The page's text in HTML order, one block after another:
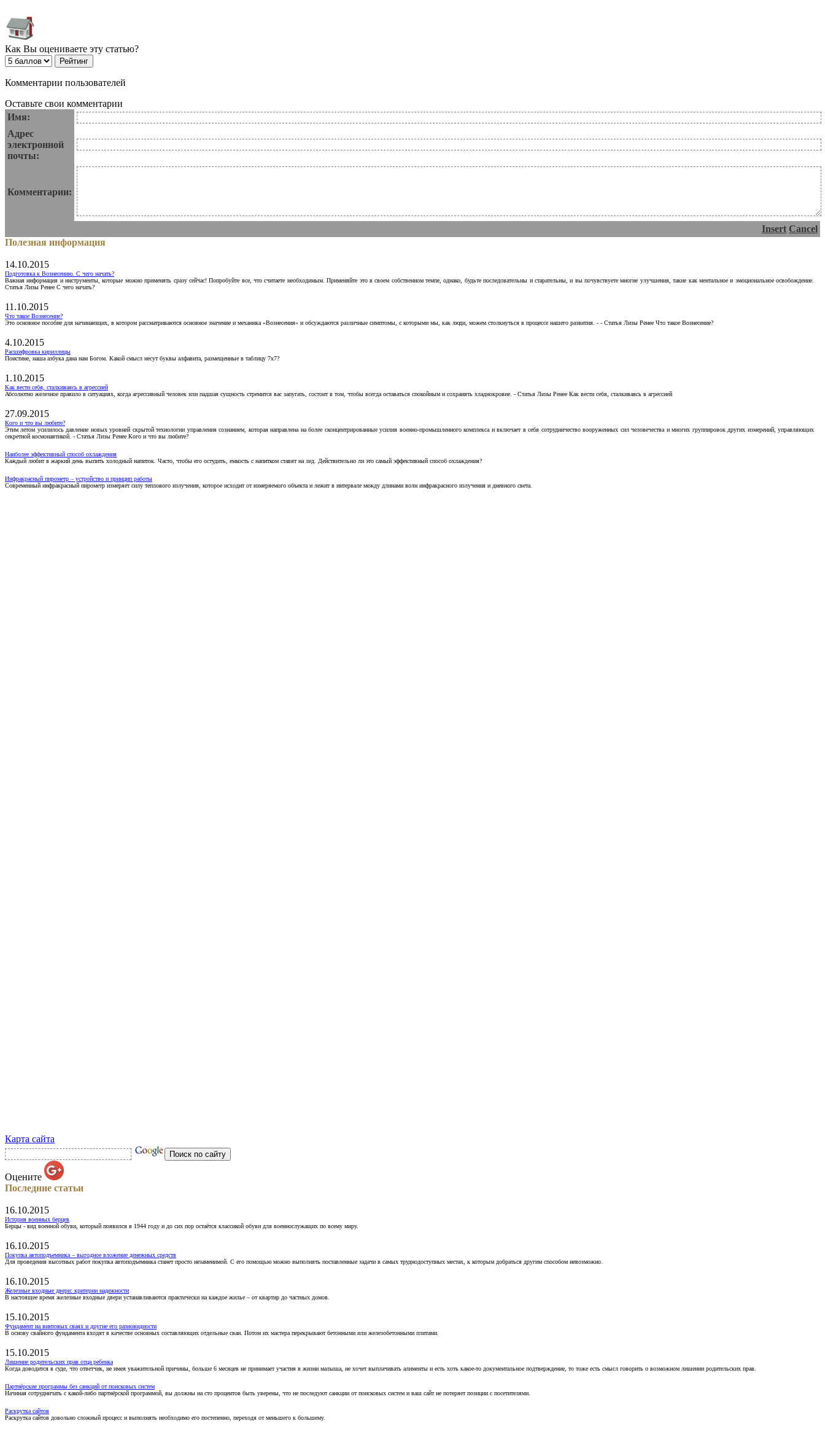
Как Вы оцениваете эту статью?
Комментарии пользователей
Оставьте свои комментарии
Имя:
Адрес
электронной
почты:
Комментарии:
Insert Cancel
Полезная информация
14.10.2015
Подготовка к Вознесению. С чего начать?
Важная информация и инструменты, которые можно применять сразу сейчас! Попробуйте все, что считаете необходимым. Применяйте это в своем собственном темпе, однако, будьте последовательны и старательны, и вы почувствуете многие улучшения, такие как ментальное и эмоциональное освобождение.
Статья Лизы Ренее С чего начать?
11.10.2015
Что такое Вознесение?
Это основное пособие для начинающих, в котором рассматриваются основное значение и механика «Вознесения» и обсуждаются различные симптомы, с которыми мы, как люди, можем столкнуться в процессе нашего развития. - - Статья Лизы Ренее Что такое Вознесение?
4.10.2015
Расшифровка кириллицы
Поистине, наша азбука дана нам Богом. Какой смысл несут буквы алфавита, размещенные в таблицу 7х7?
1.10.2015
Как вести себя, сталкиваясь в агрессией
Абсолютно железное правило в ситуациях, когда агрессивный человек или падшая сущность стремится вас запугать, состоит в том, чтобы всегда оставаться спокойным и сохранять хладнокровие. - Статья Лизы Ренее Как вести себя, сталкиваясь в агрессией
27.09.2015
Кого и что вы любите?
Этим летом усилилось давление новых уровней скрытой технологии управления сознанием, которая направлена на более сконцентрированные усилия военно-промышленного комплекса и включает в себя сотрудничество вооруженных сил человечества и многих группировок других измерений, управляющих
секретной космонавтикой. - Статья Лизы Ренее Кого и что вы любите?
Наиболее эффективный способ охлаждения
Каждый любит в жаркий день выпить холодный напиток. Часто, чтобы его остудить, емкость с напитком ставят на лед. Действительно ли это самый эффективный способ охлаждения?
Инфракрасный пирометр – устройство и принцип работы
Современный инфракрасный пирометр измеряет силу теплового излучения, которое исходит от измеряемого объекта и лежит в интервале между длинами волн инфракрасного излучения и дневного света.
Карта сайта
Оцените
Последние статьи
16.10.2015
История военных берцев
Берцы - вид военной обуви, который появился в 1944 году и до сих пор остаётся классикой обуви для военнослужащих по всему миру.
16.10.2015
Покупка автоподъемника – выгодное вложение денежных средств
Для проведения высотных работ покупка автоподъемника станет просто незаменимой. С его помощью можно выполнять поставленные задачи в самых труднодоступных местах, к которым добраться другим способом невозможно.
16.10.2015
Железные входные двери: критерии надежности
В настоящее время железные входные двери устанавливаются практически на каждое жилье – от квартир до частных домов.
15.10.2015
Фундамент на винтовых сваях и другие его разновидности
В основу свайного фундамента входят в качестве основных составляющих отдельные сваи. Потом их мастера перекрывают бетонными или железобетонными плитами.
15.10.2015
Лишение родительских прав отца ребенка
Когда доводится в суде, что ответчик, не имея уважительной причины, больше 6 месяцев не принимает участия в жизни малыша, не хочет выплачивать алименты и есть хоть какое-то документальное подтверждение, то тоже есть смысл говорить о возможном лишении родительских прав.
Партнёрские программы без санкций от поисковых систем
Начиная сотрудничать с какой-либо партнёрской программой, вы должны на сто процентов быть уверены, что не последуют санкции от поисковых систем и ваш сайт не потеряет позиции с посетителями.
Раскрутка сайтов
Раскрутка сайтов довольно сложный процесс и выполнять необходимо его постепенно, переходя от меньшего к большему.